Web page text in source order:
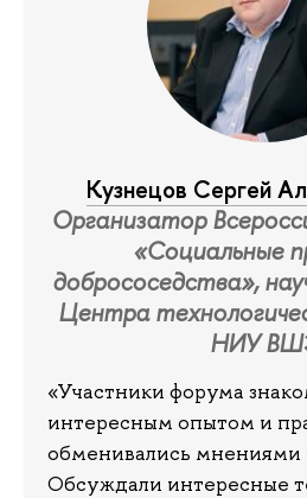
Кузнецов Сергей
Организатор
«Социальные
добрососедства»,
Центра
НИУ
«Участники форума
интересным опытом и
обменивались мнениями
Обсуждали интересные